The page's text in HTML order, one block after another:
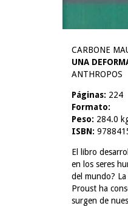
CARBONE
UNA
ANTHROPOS
Páginas: 224
Formato:
Peso: 284.0
ISBN:
El libro
en los seres
del mundo?
Proust ha
surgen de